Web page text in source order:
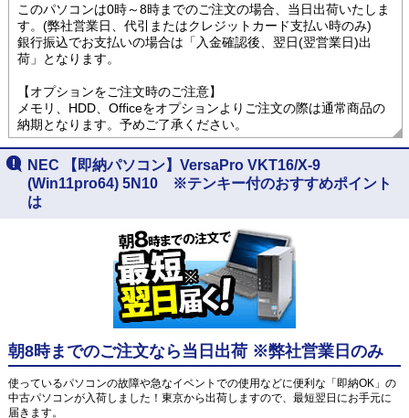
このパソコンは0時～8時までのご注文の場合、当日出荷いたしま
す。(弊社営業日、代引またはクレジットカード支払い時のみ)
銀行振込でお支払いの場合は「入金確認後、翌日(翌営業日)出
荷」となります。
【オプションをご注文時のご注意】
メモリ、HDD、Officeをオプションよりご注文の際は通常商品の
納期となります。予めご了承ください。
NEC 【即納パソコン】VersaPro VKT16/X-9
(Win11pro64) 5N10 ※テンキー付のおすすめポイント
は
朝8時までのご注文なら当日出荷 ※弊社営業日のみ
使っているパソコンの故障や急なイベントでの使用などに便利な「即納OK」の
中古パソコンが入荷しました！東京から出荷しますので、最短翌日にお手元に
届きます。